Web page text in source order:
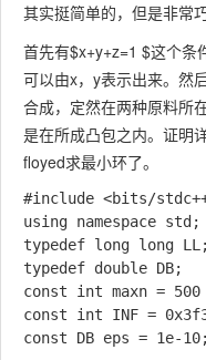
其实挺简单的，但是非常巧
首先有$x+y+z=1 $这个条
可以由x，y表示出来。然
合成，定然在两种原料所
是在所成凸包之内。证明
floyed求最小环了。
#include <bits/
using namespace std;
typedef long long LL;
typedef double DB;
const int maxn =
const int INF =
const DB eps = 1e-10;